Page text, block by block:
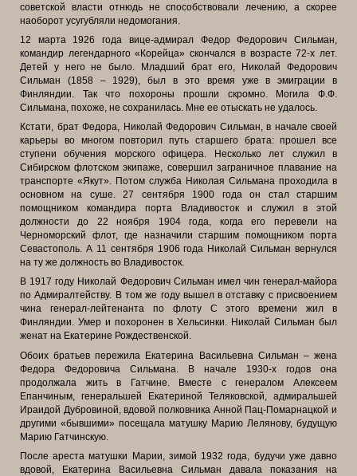
советской власти отнюдь не способствовали лечению, а скорее
наоборот усугубляли недомогания.
12 марта 1926 года вице-адмирал Федор Федорович Сильман,
командир легендарного «Корейца» скончался в возрасте 72-х лет.
Детей у него не было. Младший брат его, Николай Федорович
Сильман (1858 – 1929), был в это время уже в эмиграции в
Финляндии. Так что похороны прошли скромно. Могила Ф.Ф.
Сильмана, похоже, не сохранилась. Мне ее отыскать не удалось.
Кстати, брат Федора, Николай Федорович Сильман, в начале своей
карьеры во многом повторил путь старшего брата: прошел все
ступени обучения морского офицера. Несколько лет служил в
Сибирском флотском экипаже, совершил заграничное плавание на
транспорте «Якут». Потом служба Николая Сильмана проходила в
основном на суше. 27 сентября 1900 года он стал старшим
помощником командира порта Владивосток и служил в этой
должности до 22 ноября 1904 года, когда его перевели на
Черноморский флот, где назначили старшим помощником порта
Севастополь. А 11 сентября 1906 года Николай Сильман вернулся
на ту же должность во Владивосток.
В 1917 году Николай Федорович Сильман имел чин генерал-майора
по Адмиралтейству. В том же году вышел в отставку с присвоением
чина генерал-лейтенанта по флоту С этого времени жил в
Финляндии. Умер и похоронен в Хельсинки. Николай Сильман был
женат на Екатерине Рождественской.
Обоих братьев пережила Екатерина Васильевна Сильман – жена
Федора Федоровича Сильмана. В начале 1930-х годов она
продолжала жить в Гатчине. Вместе с генералом Алексеем
Епанчиным, генеральшей Екатериной Теляковской, адмиральшей
Ираидой Дубровиной, вдовой полковника Анной Пац-Помарнацкой и
другими «бывшими» посещала матушку Марию Лелянову, будущую
Марию Гатчинскую.
После ареста матушки Марии, зимой 1932 года, будучи уже давно
вдовой, Екатерина Васильевна Сильман давала показания на